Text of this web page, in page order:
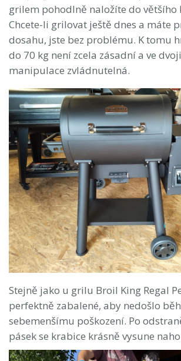
grilem pohodlně naložíte do většího
Chcete-li grilovat ještě dnes a máte
dosahu, jste bez problému. K tomu
do 70 kg není zcela zásadní a ve
manipulace zvládnutelná.
Stejně jako u grilu Broil King Regal
perfektně zabalené, aby nedošlo
sebemenšímu poškození. Po
pásek se krabice krásně vysune